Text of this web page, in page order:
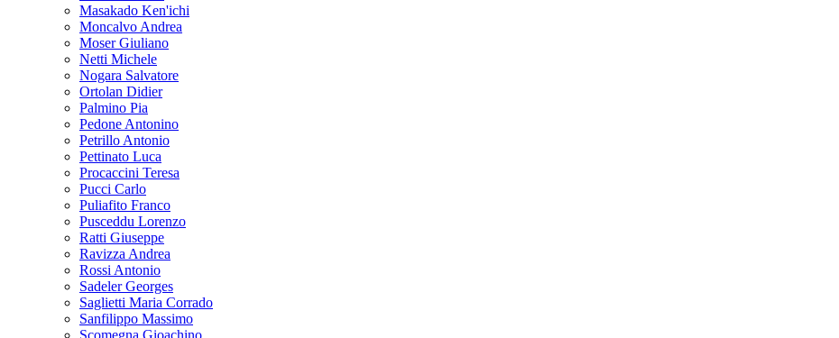
Masakado Ken'ichi
Moncalvo Andrea
Moser Giuliano
Netti Michele
Nogara Salvatore
Ortolan Didier
Palmino Pia
Pedone Antonino
Petrillo Antonio
Pettinato Luca
Procaccini Teresa
Pucci Carlo
Puliafito Franco
Pusceddu Lorenzo
Ratti Giuseppe
Ravizza Andrea
Rossi Antonio
Sadeler Georges
Saglietti Maria Corrado
Sanfilippo Massimo
Scomegna Gioachino